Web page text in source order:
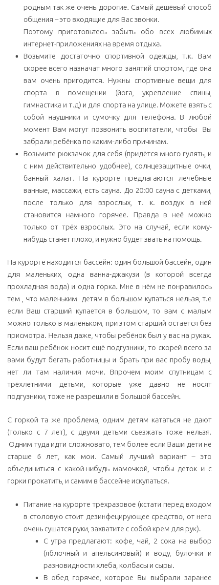
родным так же очень дорогие. Самый дешёвый способ
общения – это входящие для Вас звонки.
Поэтому приготовьтесь забыть обо всех любимых
интернет-приложениях на время отдыха.
Возьмите достаточно спортивной одежды, т.к. Вам
скорее всего назначат много занятий спортом, где она
вам очень пригодится. Нужны спортивные вещи для
спорта в помещении (йога, укрепление спины,
гимнастика и т.д) и для спорта на улице. Можете взять с
собой наушники и сумочку для телефона. В любой
момент Вам могут позвонить воспитатели, чтобы Вы
забрали ребёнка по каким-либо причинам.
Возьмите рюкзачок для себя (придётся много гулять, и
с ним действительно удобнее), солнцезащитные очки,
банный халат. На курорте предлагаются лечебные
ванные, массажи, есть сауна. До 20:00 сауна с детками,
после только для взрослых, т. к. воздух в ней
становится намного горячее. Правда в неё можно
только от трёх взрослых. Это на случай, если кому-
нибудь станет плохо, и нужно будет звать на помощь.
На курорте находится бассейн: один большой бассейн, один
для маленьких, одна ванна-джакузи (в которой всегда
прохладная вода) и одна горка. Мне в нём не понравилось
тем , что маленьким детям в большом купаться нельзя, т.е
если Ваш старший купается в большом, то вам с малым
можно только в маленьком, при этом старший остаётся без
присмотра. Нельзя даже, чтобы ребёнок был у вас на руках.
Если ваш ребёнок носит ещё подгузники, то скорей всего за
вами будут бегать работницы и брать при вас пробу воды,
нет ли там наличия мочи. Впрочем моим спутницам с
трёхлетними детьми, которые уже давно не носят
подгузники, тоже не разрешили в большой бассейн.
С горкой та же проблема, одним детям кататься не дают
(только с 7 лет), с двумя детьми съезжать тоже нельзя.
Одним туда идти сложновато, тем более если Ваши дети не
старше 6 лет, как мои. Самый лучший вариант – это
объединиться с какой-нибудь мамочкой, чтобы деток и с
горки прокатить, и самим в бассейне искупаться.
Питание на курорте трёхразовое (кстати перед входом
в столовую стоит дезинфецирующее средство, от него
очень сушатся руки, захватите с собой крем для рук).
С утра предлагают: кофе, чай, 2 сока на выбор
(яблочный и апельсиновый) и воду, булочки и
разновидности хлеба, колбасы и сыры.
В обед горячее, которое Вы выбрали заранее